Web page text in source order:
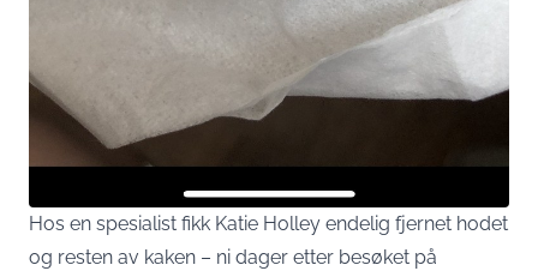
Hos en spesialist fikk Katie Holley endelig fjernet hodet
og resten av kaken – ni dager etter besøket på